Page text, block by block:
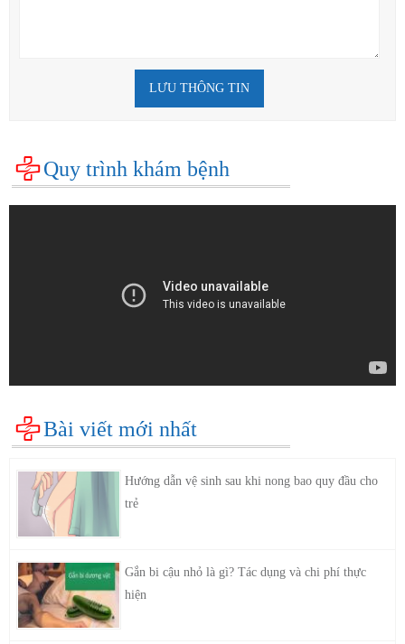
LƯU THÔNG TIN
Quy trình khám bệnh
Bài viết mới nhất
Hướng dẫn vệ sinh sau khi nong bao quy đầu cho
trẻ
Gắn bi cậu nhỏ là gì? Tác dụng và chi phí thực
hiện